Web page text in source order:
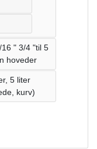
" 3/4 "til 5
hoveder
5 liter
kurv)